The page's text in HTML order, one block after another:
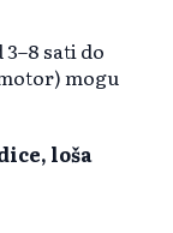
sati do
mogu
loša